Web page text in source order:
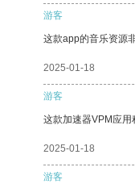
游客
这款app的音乐资源
2025-01-18
游客
这款加速器VPM应用
2025-01-18
游客